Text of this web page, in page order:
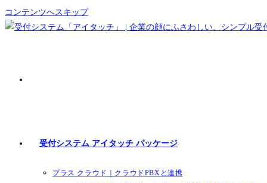
コンテンツへスキップ
受付システム アイタッチ パッケージ
プラス クラウド｜クラウドPBXと連携